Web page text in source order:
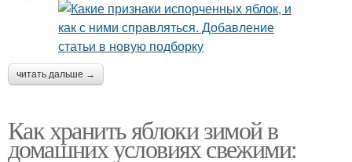
читать дальше →
Как хранить яблоки зимой в
домашних условиях свежими: